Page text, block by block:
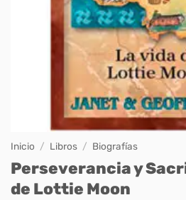
Inicio / Libros / Biografías
Perseverancia y
de Lottie Moon